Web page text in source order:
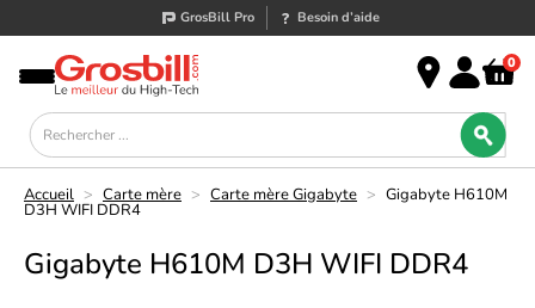
GrosBill Pro Besoin d’aide
0
Accueil > Carte mère > Carte mère Gigabyte > Gigabyte H610M
D3H WIFI DDR4
Gigabyte H610M D3H WIFI DDR4